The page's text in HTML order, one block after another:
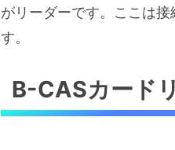
がリーダーです。ここは
す。
B-CASカード